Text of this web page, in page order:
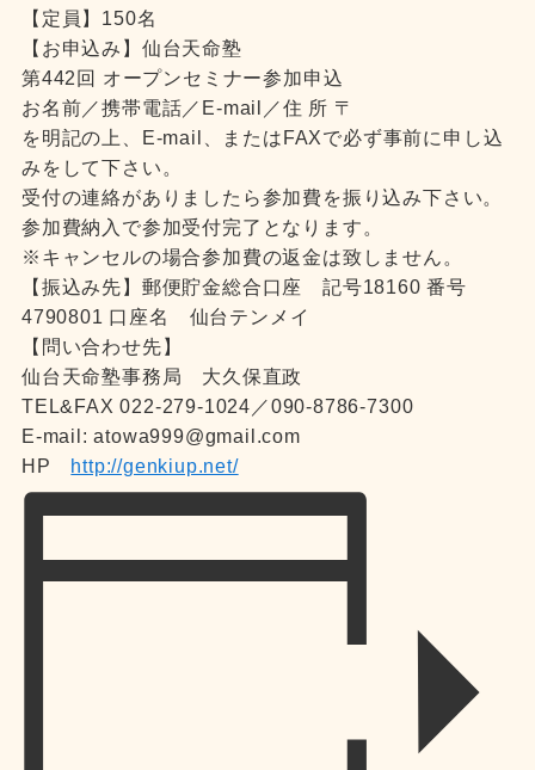
【定員】150名
【お申込み】仙台天命塾
第442回 オープンセミナー参加申込
お名前／携帯電話／E-mail／住 所 〒
を明記の上、E-mail、またはFAXで必ず事前に申し込
みをして下さい。
受付の連絡がありましたら参加費を振り込み下さい。
参加費納入で参加受付完了となります。
※キャンセルの場合参加費の返金は致しません。
【振込み先】郵便貯金総合口座 記号18160 番号
4790801 口座名 仙台テンメイ
【問い合わせ先】
仙台天命塾事務局 大久保直政
TEL&FAX 022-279-1024／090-8786-7300
E-mail: atowa999@gmail.com
HP http://genkiup.net/